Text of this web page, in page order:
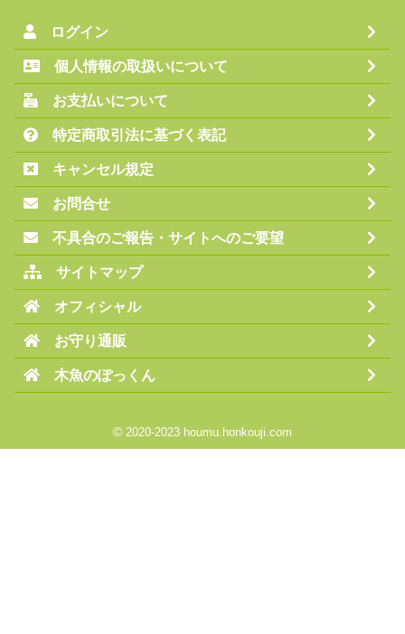
ログイン
個人情報の取扱いについて
お支払いについて
特定商取引法に基づく表記
キャンセル規定
お問合せ
不具合のご報告・サイトへのご要望
サイトマップ
オフィシャル
お守り通販
木魚のぽっくん
© 2020-2023 houmu.honkouji.com